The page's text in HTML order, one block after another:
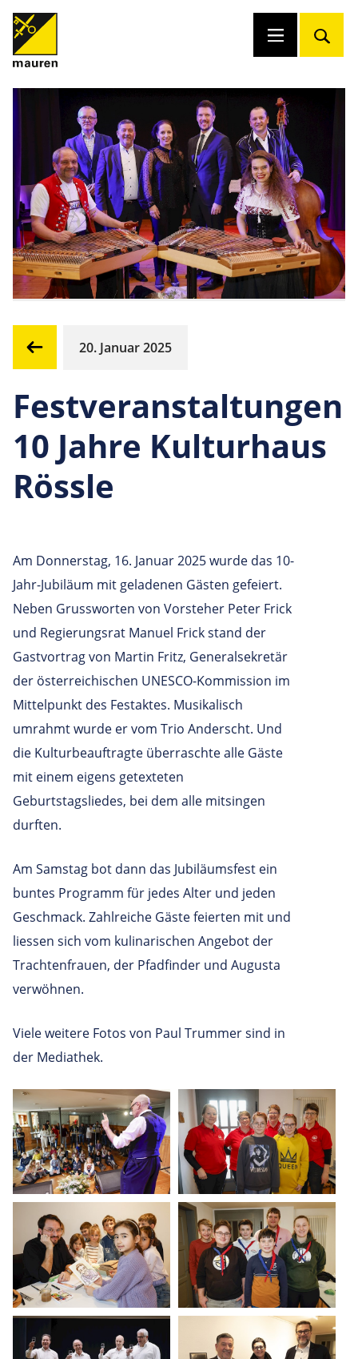
20. Januar 2025
Festveranstaltungen
10 Jahre Kulturhaus
Rössle
Am Donnerstag, 16. Januar 2025 wurde das 10-
Jahr-Jubiläum mit geladenen Gästen gefeiert.
Neben Grussworten von Vorsteher Peter Frick
und Regierungsrat Manuel Frick stand der
Gastvortrag von Martin Fritz, Generalsekretär
der österreichischen UNESCO-Kommission im
Mittelpunkt des Festaktes. Musikalisch
umrahmt wurde er vom Trio Anderscht. Und
die Kulturbeauftragte überraschte alle Gäste
mit einem eigens getexteten
Geburtstagsliedes, bei dem alle mitsingen
durften.
Am Samstag bot dann das Jubiläumsfest ein
buntes Programm für jedes Alter und jeden
Geschmack. Zahlreiche Gäste feierten mit und
liessen sich vom kulinarischen Angebot der
Trachtenfrauen, der Pfadfinder und Augusta
verwöhnen.
Viele weitere Fotos von Paul Trummer sind in
der Mediathek.